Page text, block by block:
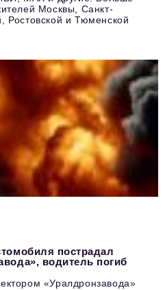
Москвы, Санкт-
Ростовской и Тюменской
пострадал
водитель погиб
«Уралдронзавода»